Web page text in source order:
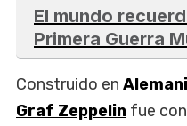
El mundo
Primera Guerra
Construido en
Graf Zeppelin fue